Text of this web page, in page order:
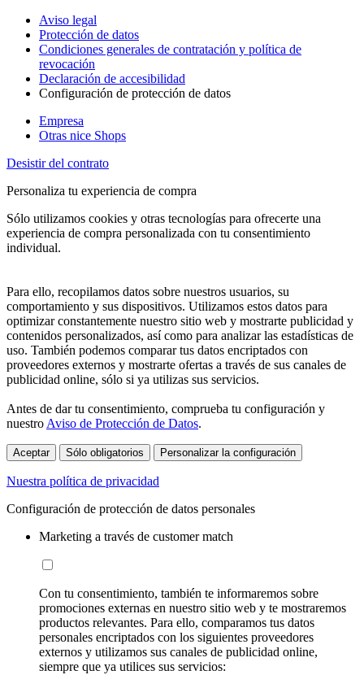
Aviso legal
Protección de datos
Condiciones generales de contratación y política de
revocación
Declaración de accesibilidad
Configuración de protección de datos
Empresa
Otras nice Shops
Desistir del contrato
Personaliza tu experiencia de compra
Sólo utilizamos cookies y otras tecnologías para ofrecerte una
experiencia de compra personalizada con tu consentimiento
individual.
Para ello, recopilamos datos sobre nuestros usuarios, su
comportamiento y sus dispositivos. Utilizamos estos datos para
optimizar constantemente nuestro sitio web y mostrarte publicidad y
contenidos personalizados, así como para analizar las estadísticas de
uso. También podemos comparar tus datos encriptados con
proveedores externos y mostrarte ofertas a través de sus canales de
publicidad online, sólo si ya utilizas sus servicios.
Antes de dar tu consentimiento, comprueba tu configuración y
nuestro Aviso de Protección de Datos.
Aceptar Sólo obligatorios Personalizar la configuración
Nuestra política de privacidad
Configuración de protección de datos personales
Marketing a través de customer match
Con tu consentimiento, también te informaremos sobre
promociones externas en nuestro sitio web y te mostraremos
productos relevantes. Para ello, comparamos tus datos
personales encriptados con los siguientes proveedores
externos y utilizamos sus canales de publicidad online,
siempre que ya utilices sus servicios: